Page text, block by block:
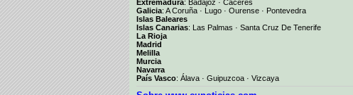
Extremadura: Badajoz · Cáceres
Galicia: A Coruña · Lugo · Ourense · Pontevedra
Islas Baleares
Islas Canarias: Las Palmas · Santa Cruz De Tenerife
La Rioja
Madrid
Melilla
Murcia
Navarra
País Vasco: Álava · Guipuzcoa · Vizcaya